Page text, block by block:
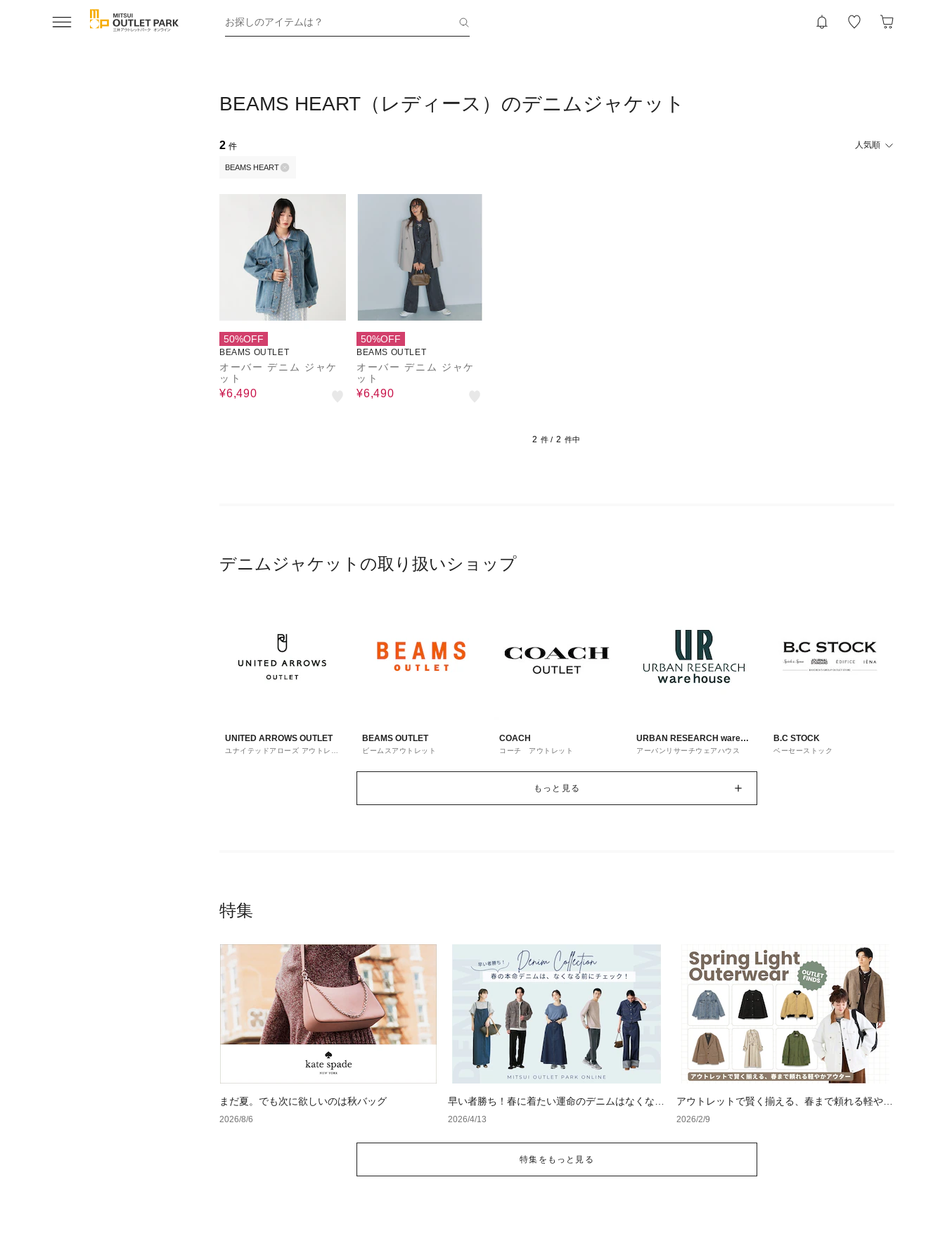
お探しのアイテムは？
BEAMS HEART（レディース）のデニムジャケット
2 件 人気順
BEAMS HEART
50%OFF
BEAMS OUTLET
オーバー デニム ジャケ
ット
¥6,490
50%OFF
BEAMS OUTLET
オーバー デニム ジャケ
ット
¥6,490
2 件 / 2 件中
デニムジャケットの取り扱いショップ
UNITED ARROWS OUTLET
ユナイテッドアローズ アウトレッ
BEAMS OUTLET
ビームスアウトレット
COACH
コーチ アウトレット
URBAN RESEARCH ware
house
アーバンリサーチウェアハウス
B.C STOCK
ベーセーストック
もっと見る
特集
まだ夏。でも次に欲しいのは秋バッグ
2026/8/6
早い者勝ち！春に着たい運命のデニムはなくなる
前にチェック！
2026/4/13
アウトレットで賢く揃える、春まで頼れる軽やか
アウター
2026/2/9
特集をもっと見る